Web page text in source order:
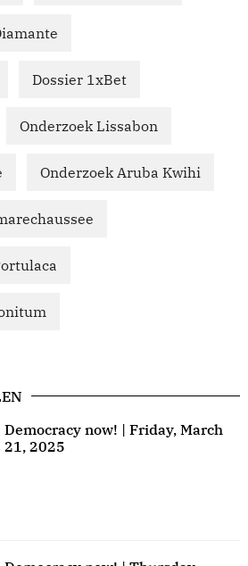
Dossier 1xBet
Onderzoek Lissabon
Onderzoek Aruba Kwihi
Democracy now! | Friday, March
21, 2025